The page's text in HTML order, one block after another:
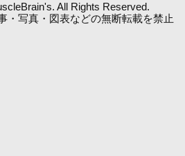
All Rights Reserved.
・写真・図表などの無断転載を禁止